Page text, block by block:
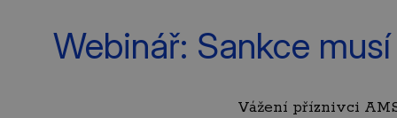
Webinář: Sankce
Vážení příznivci